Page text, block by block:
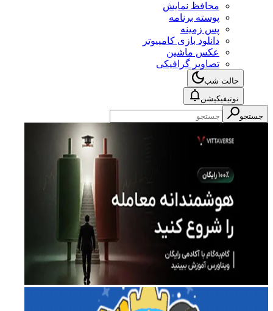
محافظ نمایش
پوسته برنامه
پس زمینه
دانلود بازی کامپیوتر
عکس ماشین
تصاویر گرافیکی
حالت شب
نوتیفیکیشن
جستجو